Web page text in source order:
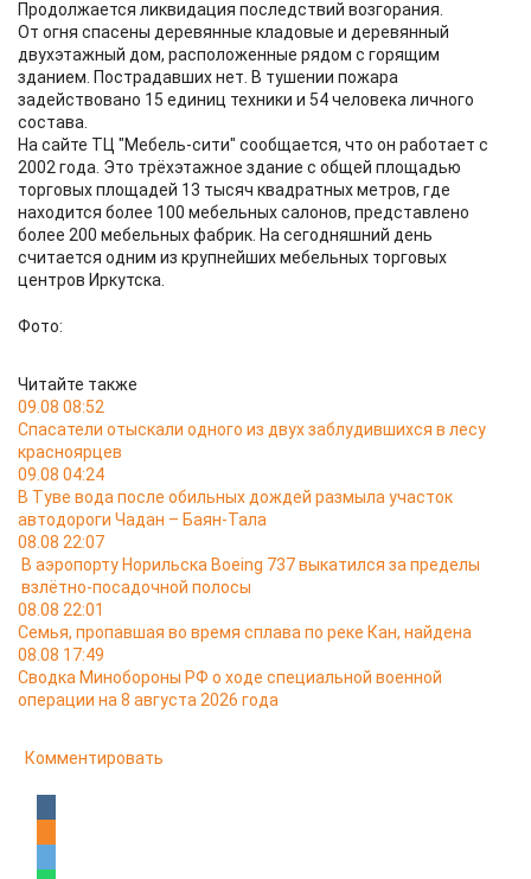
Продолжается ликвидация последствий возгорания.
От огня спасены деревянные кладовые и деревянный
двухэтажный дом, расположенные рядом с горящим
зданием. Пострадавших нет. В тушении пожара
задействовано 15 единиц техники и 54 человека личного
состава.
На сайте ТЦ "Мебель-сити" сообщается, что он работает с
2002 года. Это трёхэтажное здание с общей площадью
торговых площадей 13 тысяч квадратных метров, где
находится более 100 мебельных салонов, представлено
более 200 мебельных фабрик. На сегодняшний день
считается одним из крупнейших мебельных торговых
центров Иркутска.
Фото:
Читайте также
09.08 08:52
Спасатели отыскали одного из двух заблудившихся в лесу
красноярцев
09.08 04:24
В Туве вода после обильных дождей размыла участок
автодороги Чадан – Баян-Тала
08.08 22:07
В аэропорту Норильска Boeing 737 выкатился за пределы
взлётно-посадочной полосы
08.08 22:01
Семья, пропавшая во время сплава по реке Кан, найдена
08.08 17:49
Сводка Минобороны РФ о ходе специальной военной
операции на 8 августа 2026 года
Комментировать